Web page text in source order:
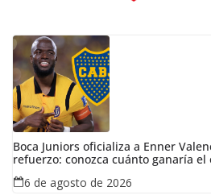
Boca Juniors oficializa a Enner
refuerzo: conozca cuánto ganaría el
6 de agosto de 2026